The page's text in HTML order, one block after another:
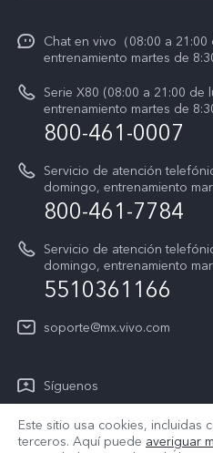
Centro de servicio
Consulta el Precio de los
Manual de usuario
Actualización del sistema
Instrucciones de la garantía de
La vida en vivo
Acerca de nosotros
Avisos legales
Centro de privacidad de vivo
T&C X300 Pro
#vivoElFútbol
T&C #vivoElFútbol
Chat en vivo（08:00 a
entrenamiento martes de
Serie X80 (08:00 a 21:00 de
entrenamiento martes de
800-461-0007
Servicio de atención
domingo, entrenamiento
800-461-7784
Servicio de atención
domingo, entrenamiento
5510361166
soporte@mx.vivo.com
Síguenos
Este sitio usa cookies, incluidas
terceros. Aquí puede averiguar